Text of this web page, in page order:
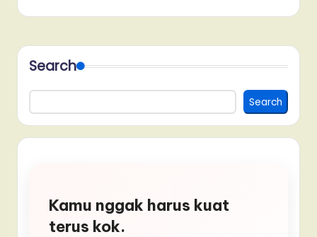
Search
Search
Kamu nggak harus kuat
terus kok.